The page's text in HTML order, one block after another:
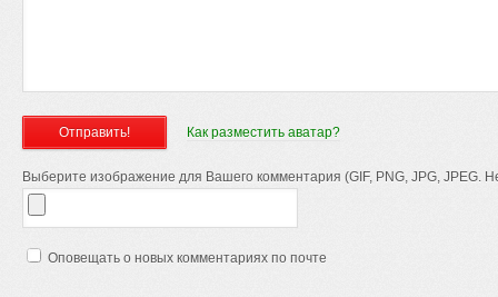
Как разместить аватар?
Выберите изображение для Вашего комментария (GIF, PNG, JPG, JPEG.
Оповещать о новых комментариях по почте